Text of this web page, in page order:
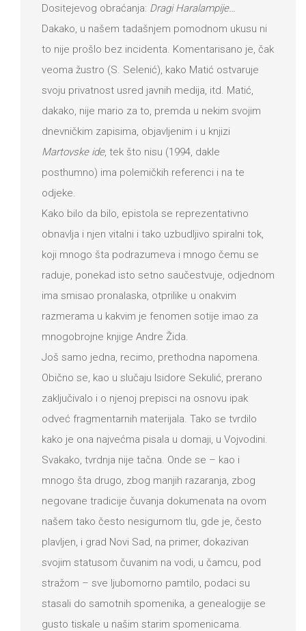
Dositejevog obraćanja: Dragi Haralampije…
Dakako, u našem tadašnjem pomodnom ukusu ni
to nije prošlo bez incidenta. Komentarisano je, čak
veoma žustro (S. Selenić), kako Matić ostvaruje
svoju privatnost usred javnih medija, itd. Matić,
dakako, nije mario za to, premda u nekim svojim
dnevničkim zapisima, objavljenim i u knjizi
Martovske ide, tek što nisu (1994, dakle
posthumno) ima polemičkih referenci i na te
odjeke.
Kako bilo da bilo, epistola se reprezentativno
obnavlja i njen vitalni i tako uzbudljivo spiralni tok,
koji mnogo šta podrazumeva i mnogo čemu se
raduje, ponekad isto setno saučestvuje, odjednom
ima smisao pronalaska, otprilike u onakvim
razmerama u kakvim je fenomen sotije imao za
mnogobrojne knjige Andre Žida.
Još samo jedna, recimo, prethodna napomena.
Obično se, kao u slučaju Isidore Sekulić, prerano
zaključivalo i o njenoj prepisci na osnovu ipak
odveć fragmentarnih materijala. Tako se tvrdilo
kako je ona najvećma pisala u domaji, u Vojvodini.
Svakako, tvrdnja nije tačna. Onde se – kao i
mnogo šta drugo, zbog manjih razaranja, zbog
negovane tradicije čuvanja dokumenata na ovom
našem tako često nesigurnom tlu, gde je, često
plavljen, i grad Novi Sad, na primer, dokazivan
svojim statusom čuvanim na vodi, u čamcu, pod
stražom – sve ljubomorno pamtilo, podaci su
stasali do samotnih spomenika, a genealogije se
gusto tiskale u našim starim spomenicama.